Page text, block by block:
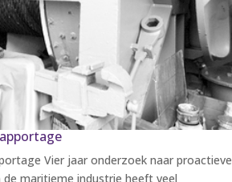
Vier jaar onderzoek naar proactieve
de maritieme industrie heeft veel